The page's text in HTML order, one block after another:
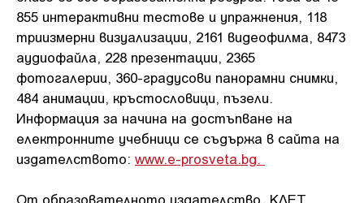
855 интерактивни тестове и упражнения, 118
триизмерни визуализации, 2161 видеофилма, 8473
аудиофайла, 228 презентации, 2365
фотогалерии, 360-градусови панорамни снимки,
484 анимации, кръстословици, пъзели.
Информация за начина на достъпване на
електронните учебници се съдържа в сайта на
издателството: www.e-prosveta.bg.
От образователното издателство „КЛЕТ